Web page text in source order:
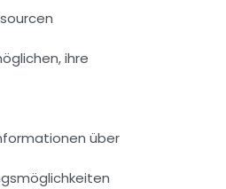
ihre
über